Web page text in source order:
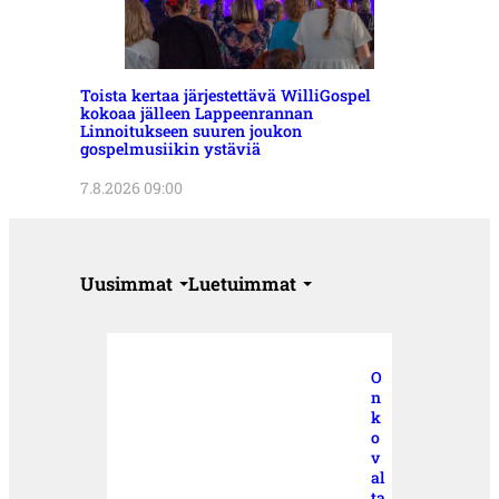
Toista kertaa järjestettävä WilliGospel
kokoaa jälleen Lappeenrannan
Linnoitukseen suuren joukon
gospelmusiikin ystäviä
7.8.2026 09:00
Uusimmat Luetuimmat
O
n
k
o
v
al